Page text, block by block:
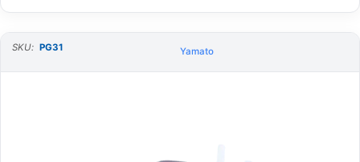
SKU: PG31 Yamato